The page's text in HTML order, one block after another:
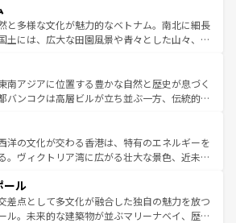
しい。
と評判のスイーツなど、バラエティ豊かな料理
が味わえる。 なお、新着の台湾情報は コンテンツ一覧を参
い。
足を延ばせば四季折々の自然美を楽しむことが
して、キムチや焼肉、絶品のストリートフード
ざまな韓国料理が待っている。夜には、韓国な
まれながら、韓国の多彩な魅力を心ゆくまで味
わってみてほしい。 なお、新着の韓国情報はコンテンツ一
てほしい。
と多様な文化が魅力的なベトナム。南北に細長
土には、広大な田園風景や青々とした山々、世
と共に伝統が息づく。ハノイの古い町並みやホ
のフランス統治時代の建物も、独特の雰囲気を
いる。また、バラエティの豊かさとおいしさで
ーやバインミー、ベトナムコーヒーなどは、ぜ
わいたい。どの地域を訪れてもあたたかい人々
迎えてくれるので、きっと忘れられない旅にな
しい。
南アジアに位置する豊かな自然と歴史が息づく
バンコクは高層ビルが立ち並ぶ一方、伝統的な
差している。北部ではチェンマイなどの山岳地
触れ合い、南部ではプーケットやクラビの美し
リゾート気分を楽しむことができる。タイ料理
候は一年中温暖で、どの季節にも異なる楽しみ
る。親しみやすいタイの人々、仏教を中心とし
して多様な観光資源が、訪れる旅人を魅了し続
洋の文化が交わる香港は、特有のエネルギーを
。ヴィクトリア湾に広がる壮大な景色、近未来
訪れても感動するはず。観光スポットが密集し
率よく見どころを回れるのも魅力。息をのむよ
ら文化的な体験まで、香港を存分に楽しみ尽く
ール
差点として多文化が融合した独自の魅力を放つ
ル。未来的な建築物が並ぶマリーナベイ、歴史